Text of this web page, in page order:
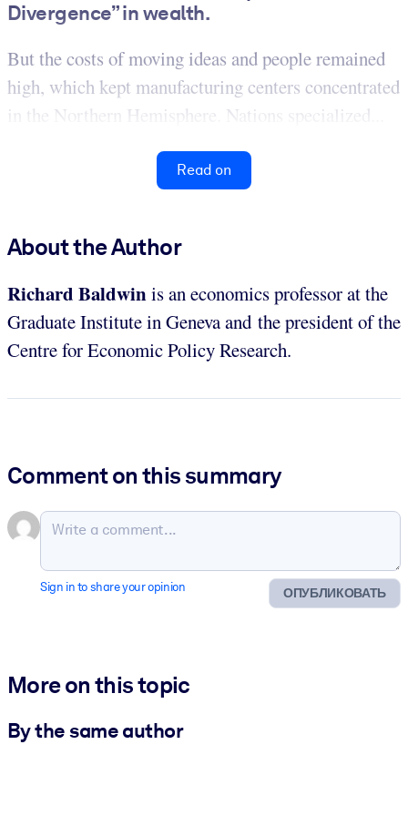
Divergence” in wealth.
But the costs of moving ideas and people remained
high, which kept manufacturing centers concentrated
in the Northern Hemisphere. Nations specialized...
Read on
About the Author
Richard Baldwinis an economics professor at the
Graduate Institute in Geneva and the president of the
Centre for Economic Policy Research.
Comment on this summary
ОПУБЛИКОВАТЬ
Sign in to share your opinion
More on this topic
By the same author